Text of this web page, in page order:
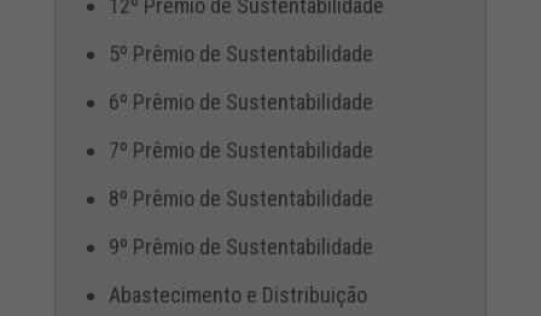
12º Prêmio de Sustentabilidade
5º Prêmio de Sustentabilidade
6º Prêmio de Sustentabilidade
7º Prêmio de Sustentabilidade
8º Prêmio de Sustentabilidade
9º Prêmio de Sustentabilidade
Abastecimento e Distribuição